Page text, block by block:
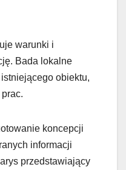
warunki i
Bada lokalne
obiektu,
koncepcji
informacji
przedstawiający